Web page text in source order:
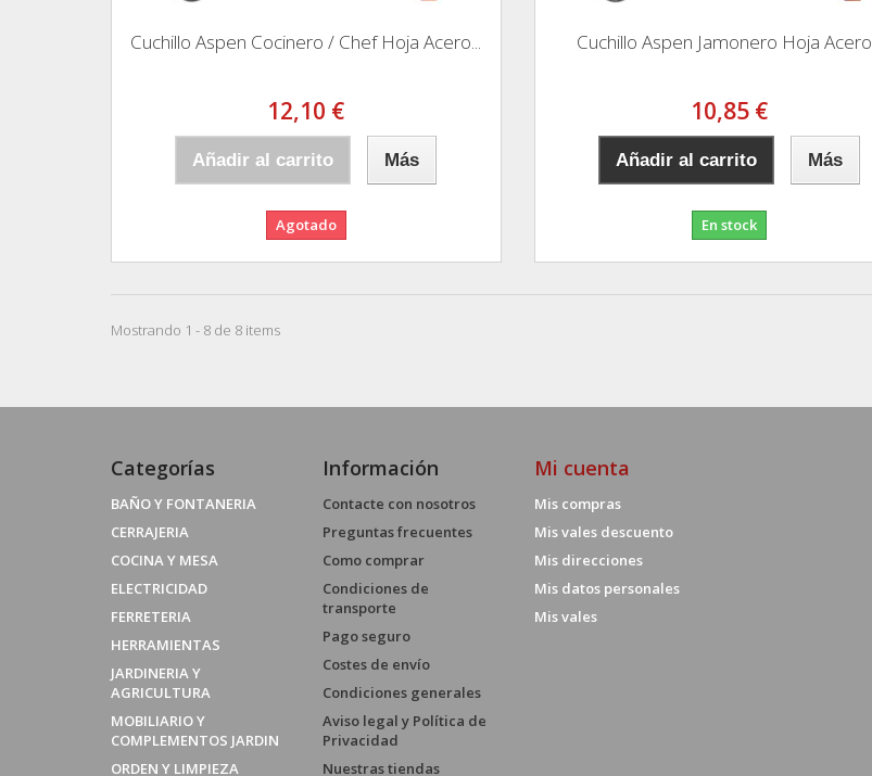
Cuchillo Aspen Cocinero / Chef Hoja Acero...
12,10 €
Añadir al carrito Más
Agotado
Cuchillo Aspen Jamonero Hoja Acero...
10,85 €
Añadir al carrito Más
En stock
Mostrando 1 - 8 de 8 items
Categorías
BAÑO Y FONTANERIA
CERRAJERIA
COCINA Y MESA
ELECTRICIDAD
FERRETERIA
HERRAMIENTAS
JARDINERIA Y
AGRICULTURA
MOBILIARIO Y
COMPLEMENTOS JARDIN
ORDEN Y LIMPIEZA
Información
Contacte con nosotros
Preguntas frecuentes
Como comprar
Condiciones de
transporte
Pago seguro
Costes de envío
Condiciones generales
Aviso legal y Política de
Privacidad
Nuestras tiendas
Mi cuenta
Mis compras
Mis vales descuento
Mis direcciones
Mis datos personales
Mis vales